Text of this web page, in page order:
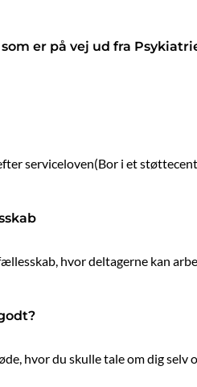
er på vej ud fra
serviceloven(Bor i et
hvor deltagerne kan
hvor du skulle tale om dig selv